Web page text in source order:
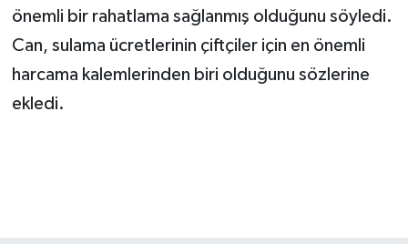
önemli bir rahatlama sağlanmış olduğunu söyledi.
Can, sulama ücretlerinin çiftçiler için en önemli
harcama kalemlerinden biri olduğunu sözlerine
ekledi.